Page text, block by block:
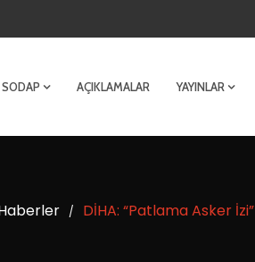
SODAP AÇIKLAMALAR YAYINLAR
/ DİHA: “Patlama Asker İzi”